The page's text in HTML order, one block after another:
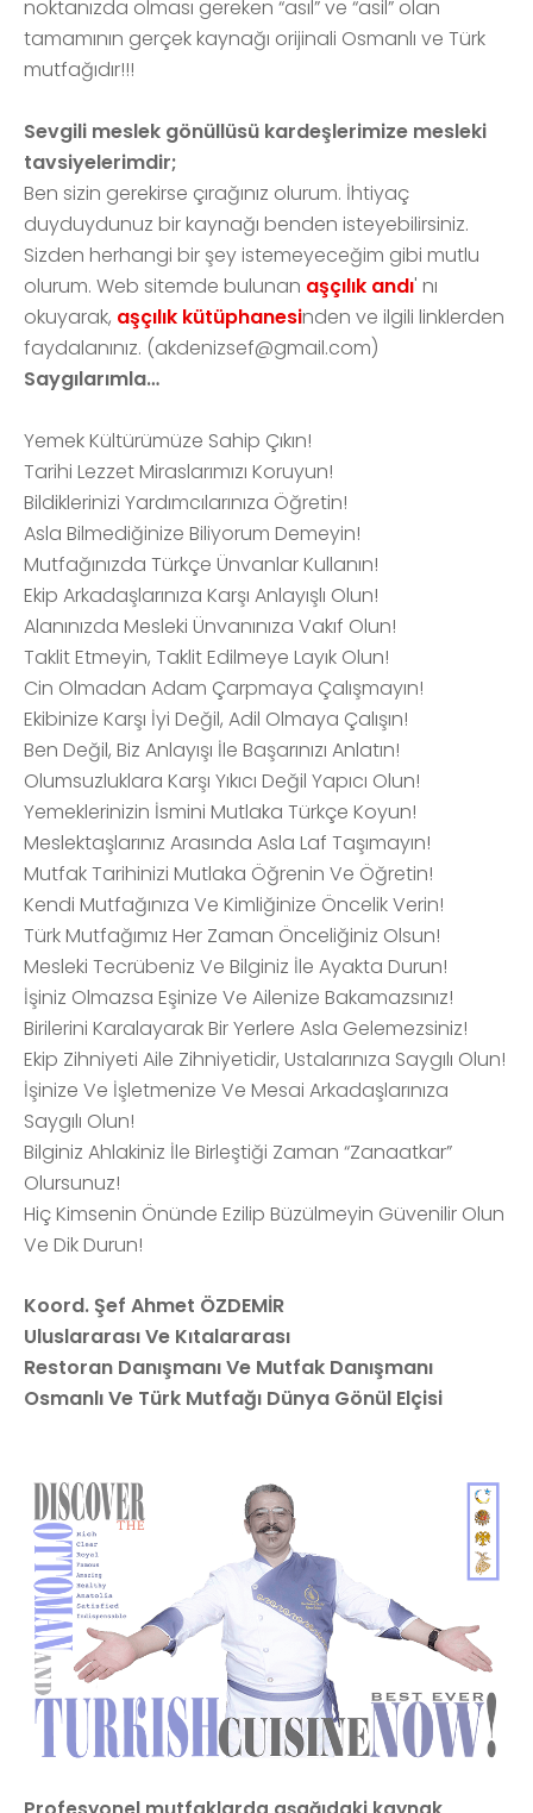
noktanızda olması gereken “asıl” ve “asil” olan
tamamının gerçek kaynağı orijinali Osmanlı ve Türk
mutfağıdır!!!
Sevgili meslek gönüllüsü kardeşlerimize mesleki
tavsiyelerimdir;
Ben sizin gerekirse çırağınız olurum. İhtiyaç
duyduydunuz bir kaynağı benden isteyebilirsiniz.
Sizden herhangi bir şey istemeyeceğim gibi mutlu
olurum. Web sitemde bulunan aşçılık andı' nı
okuyarak, aşçılık kütüphanesinden ve ilgili linklerden
faydalanınız. (akdenizsef@gmail.com)
Saygılarımla…
Yemek Kültürümüze Sahip Çıkın!
Tarihi Lezzet Miraslarımızı Koruyun!
Bildiklerinizi Yardımcılarınıza Öğretin!
Asla Bilmediğinize Biliyorum Demeyin!
Mutfağınızda Türkçe Ünvanlar Kullanın!
Ekip Arkadaşlarınıza Karşı Anlayışlı Olun!
Alanınızda Mesleki Ünvanınıza Vakıf Olun!
Taklit Etmeyin, Taklit Edilmeye Layık Olun!
Cin Olmadan Adam Çarpmaya Çalışmayın!
Ekibinize Karşı İyi Değil, Adil Olmaya Çalışın!
Ben Değil, Biz Anlayışı İle Başarınızı Anlatın!
Olumsuzluklara Karşı Yıkıcı Değil Yapıcı Olun!
Yemeklerinizin İsmini Mutlaka Türkçe Koyun!
Meslektaşlarınız Arasında Asla Laf Taşımayın!
Mutfak Tarihinizi Mutlaka Öğrenin Ve Öğretin!
Kendi Mutfağınıza Ve Kimliğinize Öncelik Verin!
Türk Mutfağımız Her Zaman Önceliğiniz Olsun!
Mesleki Tecrübeniz Ve Bilginiz İle Ayakta Durun!
İşiniz Olmazsa Eşinize Ve Ailenize Bakamazsınız!
Birilerini Karalayarak Bir Yerlere Asla Gelemezsiniz!
Ekip Zihniyeti Aile Zihniyetidir, Ustalarınıza Saygılı Olun!
İşinize Ve İşletmenize Ve Mesai Arkadaşlarınıza
Saygılı Olun!
Bilginiz Ahlakiniz İle Birleştiği Zaman “Zanaatkar”
Olursunuz!
Hiç Kimsenin Önünde Ezilip Büzülmeyin Güvenilir Olun
Ve Dik Durun!
Koord. Şef Ahmet ÖZDEMİR
Uluslararası Ve Kıtalararası
Restoran Danışmanı Ve Mutfak Danışmanı
Osmanlı Ve Türk Mutfağı Dünya Gönül Elçisi